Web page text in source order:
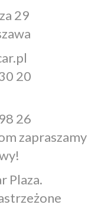
29
20
26
zapraszamy
Plaza.